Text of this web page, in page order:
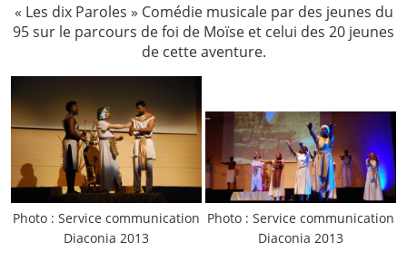
« Les dix Paroles » Comédie musicale par des jeunes du
95 sur le parcours de foi de Moïse et celui des 20 jeunes
de cette aventure.
Photo : Service communication
Diaconia 2013
Photo : Service communication
Diaconia 2013